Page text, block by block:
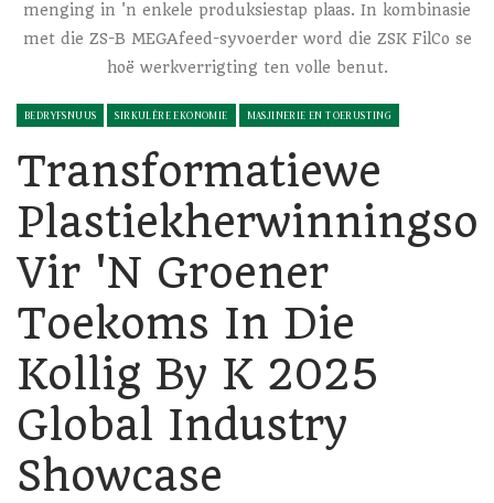
menging in 'n enkele produksiestap plaas. In kombinasie
met die ZS-B MEGAfeed-syvoerder word die ZSK FilCo se
hoë werkverrigting ten volle benut.
BEDRYFSNUUS SIRKULÊRE EKONOMIE MASJINERIE EN TOERUSTING
Transformatiewe
Vir 'n Groener
Toekoms In Die
Kollig By K 2025
Global Industry
Showcase